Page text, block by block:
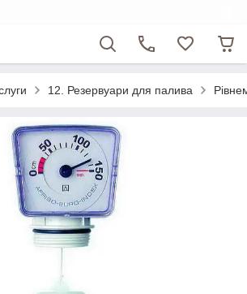
12. Резервуари для палива